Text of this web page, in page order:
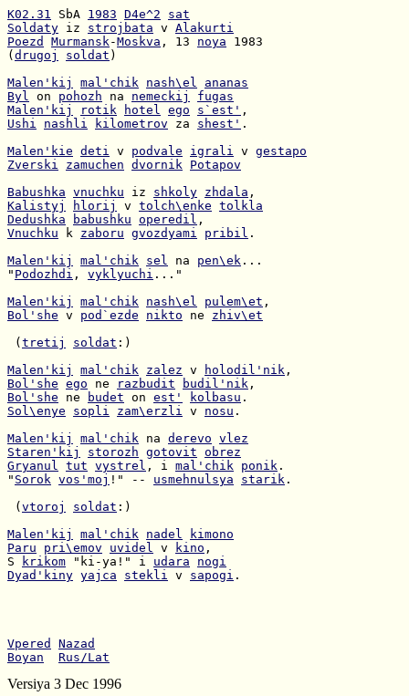
K02.31 SbA 1983 D4e^2
sat
Soldaty iz strojbata v Alakurti
Poezd
Murmansk-Moskva , 13 noya
( drugoj soldat )
Malen'kij
mal'chik nash\el
ananas
Byl on pohozh na nemeckij
fugas
Malen'kij
rotik hotel ego s`est'
Ushi
nashli kilometrov za shest' .
Malen'kie deti v podvale igrali v gestapo
Zverski
zamuchen dvornik Potapov
Babushka vnuchku iz shkoly zhdala
Kalistyj
hlorij v tolch\enke tolkla
Dedushka
babushku operedil
Vnuchku k zaboru gvozdyami pribil .
Malen'kij
mal'chik sel na pen\ek
" Podozhdi , vyklyuchi ..."
Malen'kij
mal'chik nash\el pulem\et
Bol'she v pod`ezde nikto ne zhiv\et
( tretij soldat :)
Malen'kij
mal'chik zalez v holodil'nik
Bol'she ego ne razbudit budil'nik
Bol'she ne budet on est' kolbasu
Sol\enye
sopli zam\erzli v nosu .
Malen'kij
mal'chik na derevo vlez
Staren'kij
storozh gotovit obrez
Gryanul tut vystrel , i mal'chik ponik
" Sorok vos'moj !" -- usmehnulsya starik .
( vtoroj soldat :)
Malen'kij
mal'chik nadel
kimono
Paru
pri\emov uvidel v kino
S
krikom "ki-ya!" i udara
nogi
Dyad'kiny yajca stekli v sapogi .
Vpered
Nazad
Boyan
Rus/Lat
Versiya 3 Dec 1996